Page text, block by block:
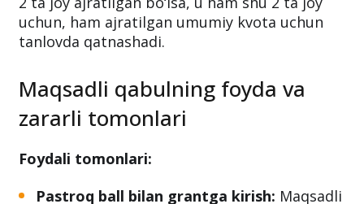
tibbiyot universitetining Davolash ishi
yo‘nalishiga abituriyent yashayotgan hududga
uchun, ham ajratilgan umumiy kvota uchun
tanlovda qatnashadi.
zararli tomonlari